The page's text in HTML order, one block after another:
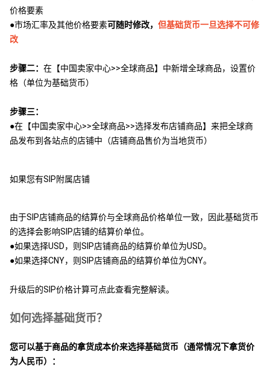
价格要素
●市场汇率及其他价格要素可随时修改， 但基础货币一旦选择不可修
改
步骤二： 在【中国卖家中心>>全球商品】中新增全球商品，设置价
格（单位为基础货币）
步骤三：
●在【中国卖家中心>>全球商品>>选择发布店铺商品】来把全球商
品发布到各站点的店铺中（店铺商品售价为当地货币）
如果您有SIP附属店铺
由于SIP店铺商品的结算价与全球商品价格单位一致，因此基础货币
的选择会影响SIP店铺的结算价单位。
●如果选择USD，则SIP店铺商品的结算价单位为USD。
●如果选择CNY，则SIP店铺商品的结算价单位为CNY。
升级后的SIP价格计算可点此查看完整解读。
如何选择基础货币？
您可以基于商品的拿货成本价来选择基础货币（通常情况下拿货价
为人民币）：